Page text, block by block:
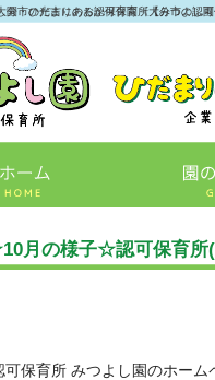
園・ひだまりのおか保育園《大分市の認
分市の光吉にある認可保育所【みつよし
月の様子☆認可保育所
可保育所 みつよし園のホー